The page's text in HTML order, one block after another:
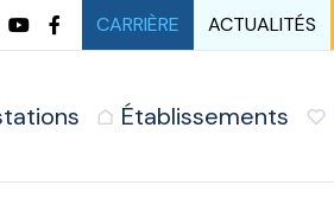
CARRIÈRE ACTUALITÉS
Établissements